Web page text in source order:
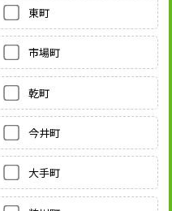
東町
市場町
乾町
今井町
大手町